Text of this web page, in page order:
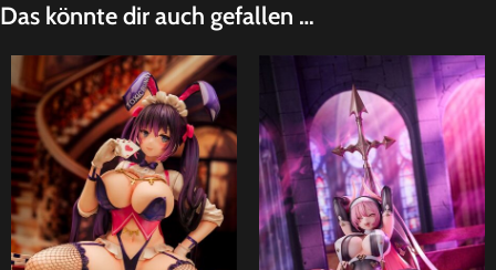
Das könnte dir auch gefallen …